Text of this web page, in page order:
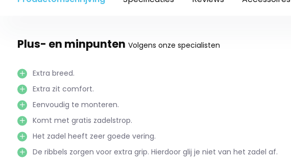
Plus- en minpunten Volgens onze specialisten
Extra breed.
Extra zit comfort.
Eenvoudig te monteren.
Komt met gratis zadelstrop.
Het zadel heeft zeer goede vering.
De ribbels zorgen voor extra grip. Hierdoor glij je niet van het zadel af.